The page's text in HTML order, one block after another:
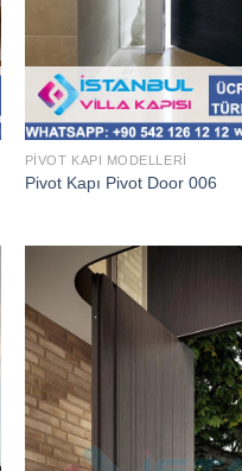
PIVOT KAPI MODELLERI
Pivot Kapı Pivot Door 006